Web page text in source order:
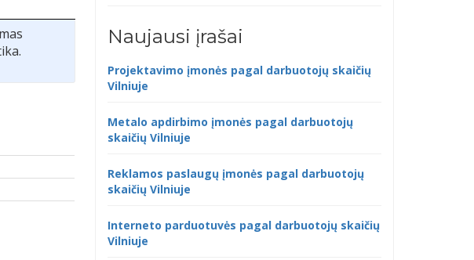
Naujausi įrašai
Projektavimo įmonės pagal darbuotojų skaičių
Vilniuje
Metalo apdirbimo įmonės pagal darbuotojų
skaičių Vilniuje
Reklamos paslaugų įmonės pagal darbuotojų
skaičių Vilniuje
Interneto parduotuvės pagal darbuotojų skaičių
Vilniuje